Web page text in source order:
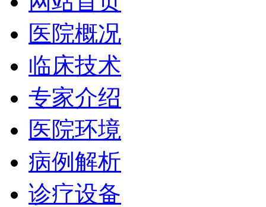
医院概况
临床技术
专家介绍
医院环境
病例解析
诊疗设备